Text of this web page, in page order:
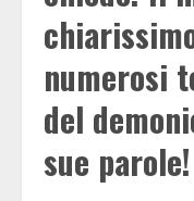
numerosi
del
sue parole!